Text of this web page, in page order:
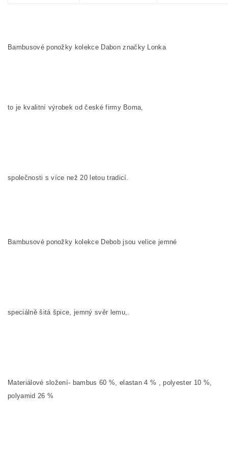
Bambusové ponožky kolekce Dabon značky Lonka
to je kvalitní výrobek od české firmy Boma,
společnosti s více než 20 letou tradicí.
Bambusové ponožky kolekce Debobjsou velice jemné
speciálně šitá špice, jemný svěr lemu,.
Materiálové složení- bambus 60 %, elastan 4 % , polyester 10 %,
polyamid 26 %